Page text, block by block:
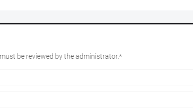
be reviewed by the administrator.*